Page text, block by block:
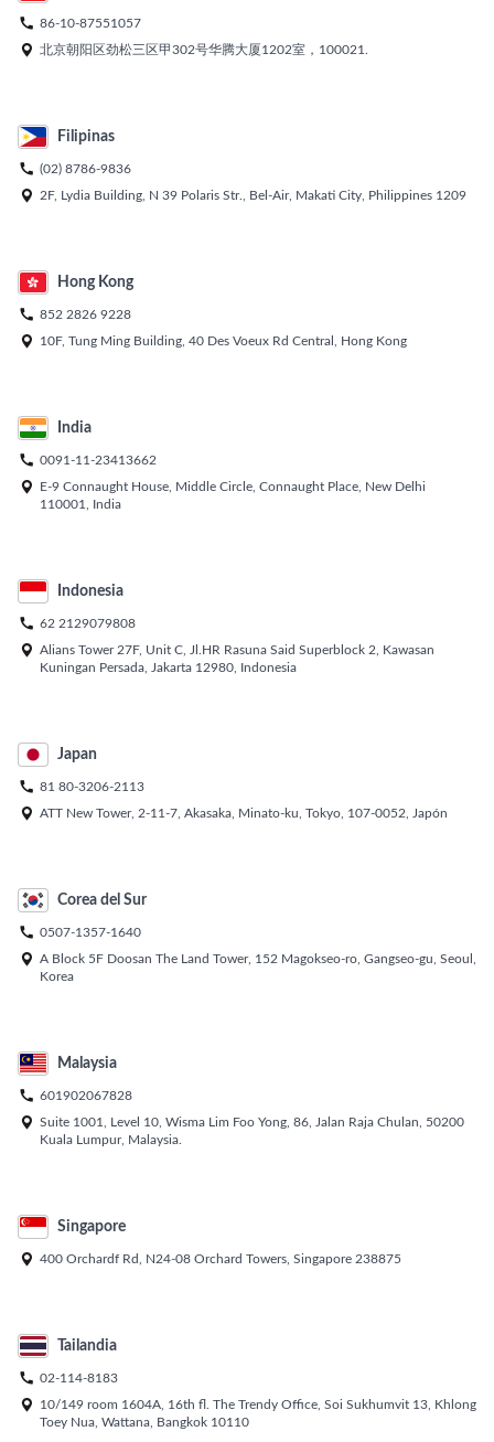
 86-10-87551057
 北京朝阳区劲松三区甲302号华腾大厦1202室，100021.
Filipinas
 (02) 8786-9836
 2F, Lydia Building, N 39 Polaris Str., Bel-Air, Makati City, Philippines 1209
Hong Kong
 852 2826 9228
 10F, Tung Ming Building, 40 Des Voeux Rd Central, Hong Kong
India
 0091-11-23413662

E-9 Connaught House, Middle Circle, Connaught Place, New Delhi
110001, India
Indonesia
 62 2129079808
 Alians Tower 27F, Unit C, Jl.HR Rasuna Said Superblock 2, Kawasan
Kuningan Persada, Jakarta 12980, Indonesia
Japan
 81 80-3206-2113
 ATT New Tower, 2-11-7, Akasaka, Minato-ku, Tokyo, 107-0052, Japón
Corea del Sur
 0507-1357-1640
 A Block 5F Doosan The Land Tower, 152 Magokseo-ro, Gangseo-gu, Seoul,
Korea
Malaysia
 601902067828
 Suite 1001, Level 10, Wisma Lim Foo Yong, 86, Jalan Raja Chulan, 50200
Kuala Lumpur, Malaysia.
Singapore
 400 Orchardf Rd, N24-08 Orchard Towers, Singapore 238875
Tailandia
 02-114-8183

10/149 room 1604A, 16th fl. The Trendy Office, Soi Sukhumvit 13, Khlong
Toey Nua, Wattana, Bangkok 10110